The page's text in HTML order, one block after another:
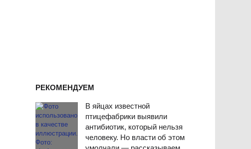
РЕКОМЕНДУЕМ
В яйцах известной
птицефабрики выявили
антибиотик, который нельзя
человеку. Но власти об этом